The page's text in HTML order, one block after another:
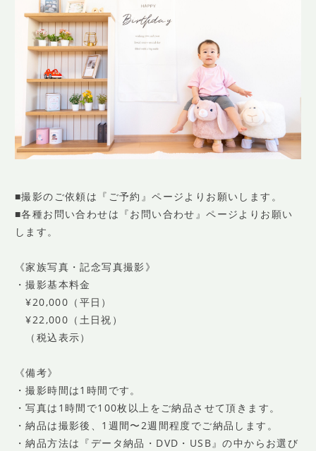
■撮影のご依頼は『ご予約』ページよりお願いします。
■各種お問い合わせは『お問い合わせ』ページよりお願い
します。
《家族写真・記念写真撮影》
・撮影基本料金
¥20,000（平日）
¥22,000（土日祝）
（税込表示）
《備考》
・撮影時間は1時間です。
・写真は1時間で100枚以上をご納品させて頂きます。
・納品は撮影後、1週間〜2週間程度でご納品します。
・納品方法は『データ納品・DVD・USB』の中からお選び